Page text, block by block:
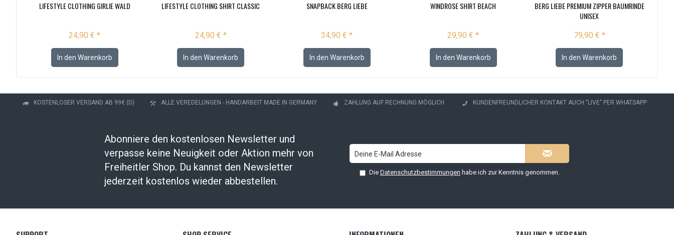
LIFESTYLE CLOTHING GIRLIE WALD
24,90 € *
In den Warenkorb
LIFESTYLE CLOTHING SHIRT CLASSIC
24,90 € *
In den Warenkorb
SNAPBACK BERG LIEBE
34,90 € *
In den Warenkorb
WINDROSE SHIRT BEACH
29,90 € *
In den Warenkorb
BERG LIEBE PREMIUM ZIPPER BAUMRINDE
UNISEX
79,90 € *
In den Warenkorb
KOSTENLOSER VERSAND AB 99€ (D) ALLE VEREDELUNGEN - HANDARBEIT MADE IN GERMANY ZAHLUNG AUF RECHNUNG MÖGLICH KUNDENFREUNDLICHER KONTAKT AUCH "LIVE" PER WHATSAPP
Abonniere den kostenlosen Newsletter und
verpasse keine Neuigkeit oder Aktion mehr von
Freiheitler Shop. Du kannst den Newsletter
jederzeit kostenlos wieder abbestellen.
Die Datenschutzbestimmungen habe ich zur Kenntnis genommen.